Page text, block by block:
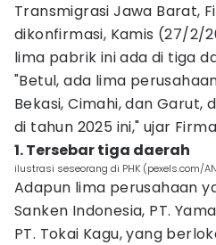
Transmigrasi Jawa Barat,
dikonfirmasi, Kamis (27/2/
lima pabrik ini ada di tiga
"Betul, ada lima
Bekasi, Cimahi, dan
di tahun 2025 ini," ujar
1. Tersebar tiga daerah
ilustrasi seseorang di PHK (pexels.com/
Adapun lima perusahaan
Sanken Indonesia, PT.
PT. Tokai Kagu, yang